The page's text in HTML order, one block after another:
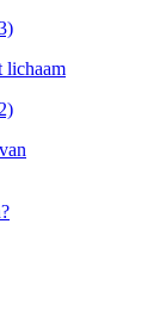
lichaam